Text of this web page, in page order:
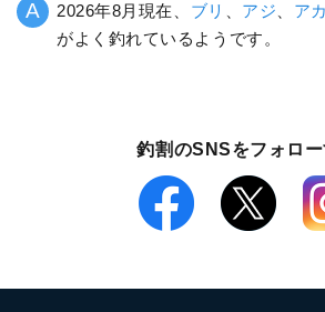
2026年8月現在、 ブリ アジ ア
がよく釣れているようです。
釣割のSNSをフォロ